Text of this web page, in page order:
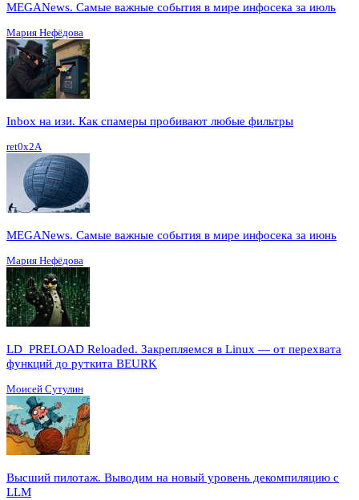
MEGANews. Cамые важные события в мире инфосека за июль
Мария Нефёдова
Inbox на изи. Как спамеры пробивают любые фильтры
ret0x2A
MEGANews. Cамые важные события в мире инфосека за июнь
Мария Нефёдова
LD_PRELOAD Reloaded. Закрепляемся в Linux — от перехвата
функций до руткита BEURK
Моисей Сутулин
Высший пилотаж. Выводим на новый уровень декомпиляцию с
LLM